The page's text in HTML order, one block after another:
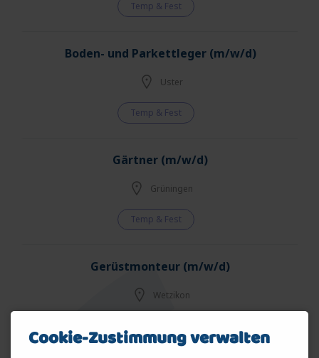
Temp & Fest
Boden- und Parkettleger (m/w/d)
Uster
Temp & Fest
Gärtner (m/w/d)
Grüningen
Temp & Fest
Gerüstmonteur (m/w/d)
Wetzikon
Cookie-Zustimmung verwalten